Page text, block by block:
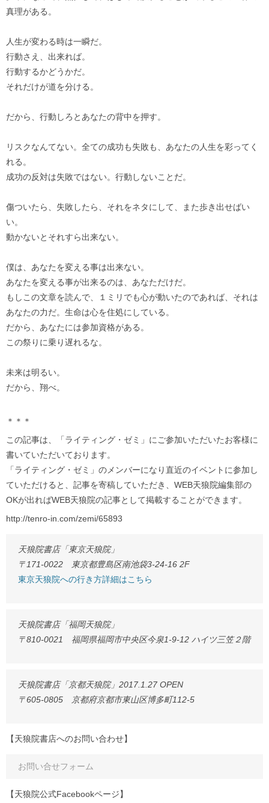
真理がある。
人生が変わる時は一瞬だ。
行動さえ、出来れば。
行動するかどうかだ。
それだけが道を分ける。
だから、行動しろとあなたの背中を押す。
リスクなんてない。全ての成功も失敗も、あなたの人生を彩ってく
れる。
成功の反対は失敗ではない。行動しないことだ。
傷ついたら、失敗したら、それをネタにして、また歩き出せばい
い。
動かないとそれすら出来ない。
僕は、あなたを変える事は出来ない。
あなたを変える事が出来るのは、あなただけだ。
もしこの文章を読んで、１ミリでも心が動いたのであれば、それは
あなたの力だ。生命は心を住処にしている。
だから、あなたには参加資格がある。
この祭りに乗り遅れるな。
未来は明るい。
だから、翔べ。
＊＊＊
この記事は、「ライティング・ゼミ」にご参加いただいたお客様に
書いていただいております。
「ライティング・ゼミ」のメンバーになり直近のイベントに参加し
ていただけると、記事を寄稿していただき、WEB天狼院編集部の
OKが出ればWEB天狼院の記事として掲載することができます。
http://tenro-in.com/zemi/65893
天狼院書店「東京天狼院」
〒171-0022 東京都豊島区南池袋3-24-16 2F
東京天狼院への行き方詳細はこちら
天狼院書店「福岡天狼院」
〒810-0021 福岡県福岡市中央区今泉1-9-12 ハイツ三笠２階
天狼院書店「京都天狼院」2017.1.27 OPEN
〒605-0805 京都府京都市東山区博多町112-5
【天狼院書店へのお問い合わせ】
お問い合せフォーム
【天狼院公式Facebookページ】